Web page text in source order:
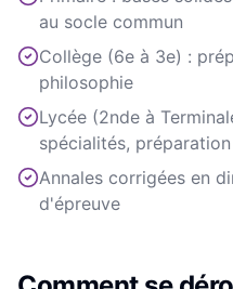
au socle commun
Collège (6e à 3e) :
philosophie
Lycée (2nde à
spécialités,
Annales corrigées en
d'épreuve